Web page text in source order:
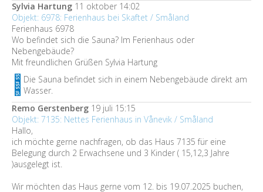
Sylvia Hartung 11 oktober 14:02
Objekt: 6978: Ferienhaus bei Skaftet / Småland
Ferienhaus 6978
Wo befindet sich die Sauna? Im Ferienhaus oder
Nebengebäude?
Mit freundlichen Grüßen Sylvia Hartung
Die Sauna befindet sich in einem Nebengebäude direkt am
Wasser.
Remo Gerstenberg 19 juli 15:15
Objekt: 7135: Nettes Ferienhaus in Vånevik / Småland
Hallo,
ich möchte gerne nachfragen, ob das Haus 7135 für eine
Belegung durch 2 Erwachsene und 3 Kinder ( 15,12,3 Jahre
)ausgelegt ist.
Wir möchten das Haus gerne vom 12. bis 19.07.2025 buchen,